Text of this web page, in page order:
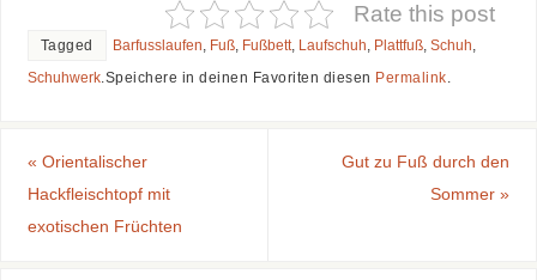
Rate this post
Tagged Barfusslaufen, Fuß, Fußbett, Laufschuh, Plattfuß, Schuh,
Schuhwerk.Speichere in deinen Favoriten diesen Permalink.
« Orientalischer
Hackfleischtopf mit
exotischen Früchten
Gut zu Fuß durch den
Sommer»